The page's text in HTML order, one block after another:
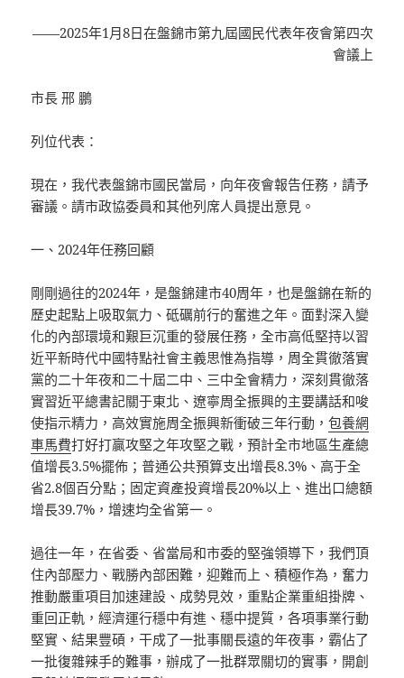
——2025年1月8日在盤錦市第九屆國民代表年夜會第四次
會議上
市長 邢 鵬
列位代表：
現在，我代表盤錦市國民當局，向年夜會報告任務，請予
審議。請市政協委員和其他列席人員提出意見。
一、2024年任務回顧
剛剛過往的2024年，是盤錦建市40周年，也是盤錦在新的
歷史起點上吸取氣力、砥礪前行的奮進之年。面對深入變
化的內部環境和艱巨沉重的發展任務，全市高低堅持以習
近平新時代中國特點社會主義思惟為指導，周全貫徹落實
黨的二十年夜和二十屆二中、三中全會精力，深刻貫徹落
實習近平總書記關于東北、遼寧周全振興的主要講話和唆
使指示精力，高效實施周全振興新衝破三年行動，包養網
車馬費打好打贏攻堅之年攻堅之戰，預計全市地區生產總
值增長3.5%擺佈；普通公共預算支出增長8.3%、高于全
省2.8個百分點；固定資產投資增長20%以上、進出口總額
增長39.7%，增速均全省第一。
過往一年，在省委、省當局和市委的堅強領導下，我們頂
住內部壓力、戰勝內部困難，迎難而上、積極作為，奮力
推動嚴重項目加速建設、成勢見效，重點企業重組掛牌、
重回正軌，經濟運行穩中有進、穩中提質，各項事業行動
堅實、結果豐碩，干成了一批事關長遠的年夜事，霸佔了
一批復雜辣手的難事，辦成了一批群眾關切的實事，開創